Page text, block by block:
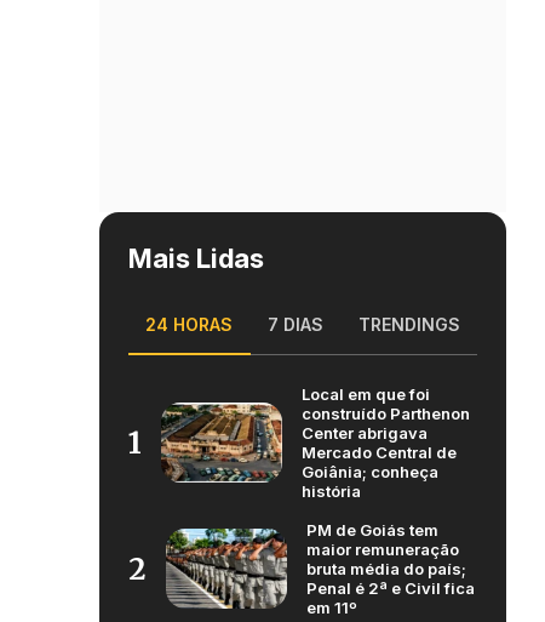
Mais Lidas
24 HORAS 7 DIAS TRENDINGS
1
Local em que foi
construído Parthenon
Center abrigava
Mercado Central de
Goiânia; conheça
história
2
PM de Goiás tem
maior remuneração
bruta média do país;
Penal é 2ª e Civil fica
em 11º